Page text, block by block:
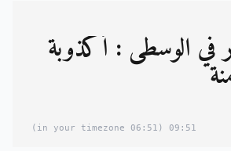
في الوسطى : أكذوبة
09:51
(06:51 in your timezone)